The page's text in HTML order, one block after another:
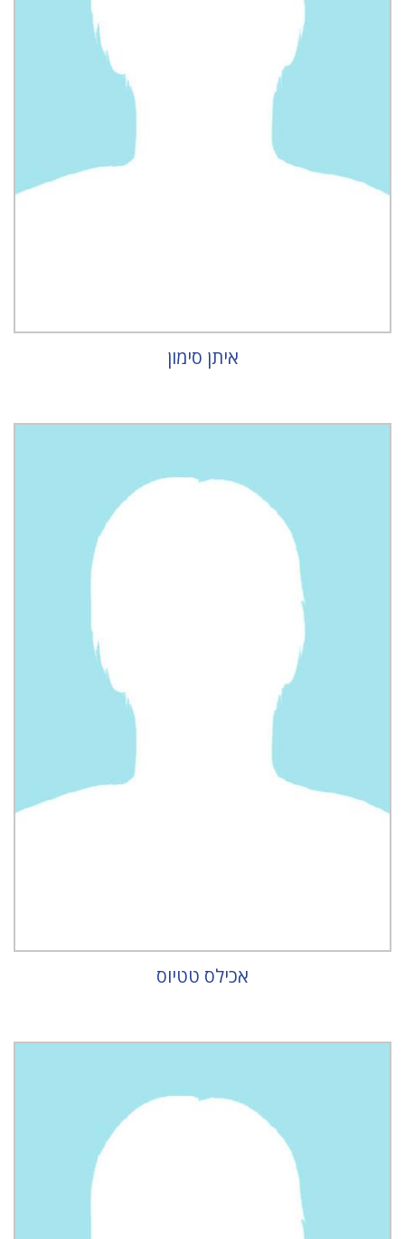
איתן סימון
אכילס טטיוס